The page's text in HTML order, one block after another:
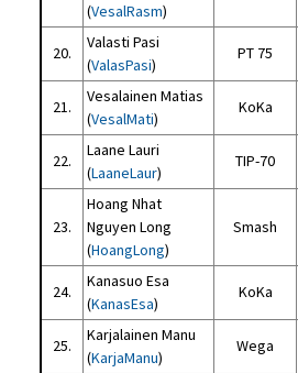
(VesalRasm)
20.
Valasti Pasi
(ValasPasi)
PT 75
21.
Vesalainen Matias
(VesalMati)
KoKa
22.
Laane Lauri
(LaaneLaur)
TIP-70
23.
Hoang Nhat
Nguyen Long
(HoangLong)
Smash
24.
Kanasuo Esa
(KanasEsa)
KoKa
25.
Karjalainen Manu
(KarjaManu)
Wega